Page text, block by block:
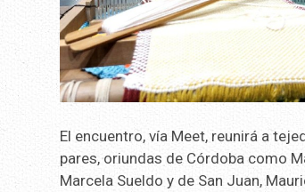
El encuentro, vía Meet, reunirá a
pares, oriundas de Córdoba como
Marcela Sueldo y de San Juan,